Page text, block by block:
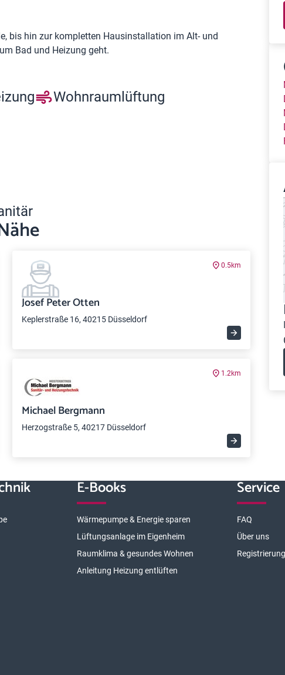
bis hin zur kompletten Hausinstallation im Alt- und
Bad und Heizung geht.
Wohnraumlüftung
0.5km
Josef Peter Otten
Keplerstraße 16, 40215 Düsseldorf
1.2km
Michael Bergmann
Herzogstraße 5, 40217 Düsseldorf
E-Books
Wärmepumpe & Energie sparen
Lüftungsanlage im Eigenheim
Raumklima & gesundes Wohnen
Anleitung Heizung entlüften
Service
FAQ
Über uns